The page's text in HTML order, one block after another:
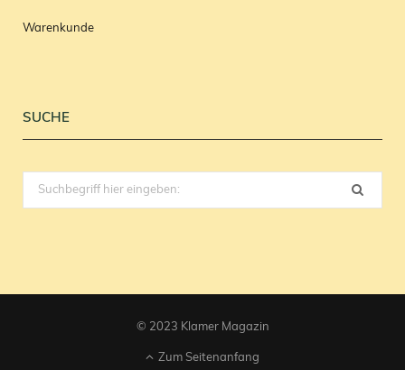
Warenkunde
SUCHE
Search
for:
© 2023 Klamer Magazin
Zum Seitenanfang